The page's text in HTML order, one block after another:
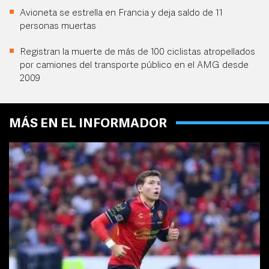
Avioneta se estrella en Francia y deja saldo de 11
personas muertas
Registran la muerte de más de 100 ciclistas atropellados
por camiones del transporte público en el AMG desde
2009
MÁS EN EL INFORMADOR